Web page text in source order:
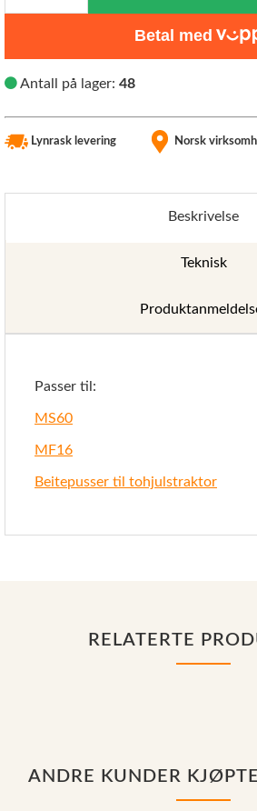
Betal med
Antall på lager: 48
Lynrask levering Norsk
Beskrivelse
Teknisk
Passer til:
MS60
MF16
Beitepusser til tohjulstraktor
RELATERTE
ANDRE KUNDER